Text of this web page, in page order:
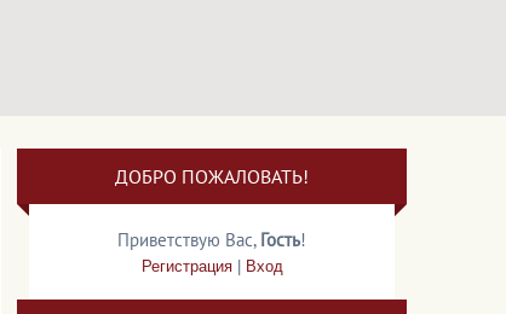
ДОБРО ПОЖАЛОВАТЬ!
Приветствую Вас, Гость!
Регистрация| Вход